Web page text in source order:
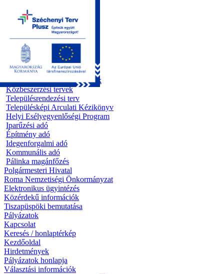
Kezdőoldal
Önkormányzat
Előterjesztések
Testületi ülések
Polgármesteri döntések
Bizottsági ülések
Rendeletek 1995 - 2013
Rendeletek 2014 - 2026
Szabályzatok/Alapító okiratok
Közbeszerzési tervek
Településrendezési terv
Településképi Arculati Kézikönyv
Helyi Esélyegyenlőségi Program
Iparűzési adó
Építmény adó
Idegenforgalmi adó
Kommunális adó
Pálinka magánfőzés
Polgármesteri Hivatal
Roma Nemzetiségi Önkormányzat
Elektronikus ügyintézés
Közérdekű információk
Tiszapüspöki bemutatása
Pályázatok
Kapcsolat
Keresés / honlaptérkép
Kezdőoldal
Hirdetmények
Pályázatok honlapja
Választási információk